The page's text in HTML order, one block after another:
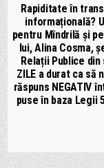
Rapiditate în
informațională?
pentru Mîndrilă și
lui, Alina Cosma,
Relații Publice
ZILE a durat ca să
răspuns NEGATIV
puse în baza Legii